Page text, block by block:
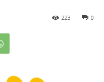
0
223